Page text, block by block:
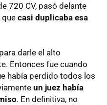
720 CV, pasó delante
que casi duplicaba esa
darle el alto
Entonces fue cuando
había perdido todos los
un juez había
. En definitiva, no